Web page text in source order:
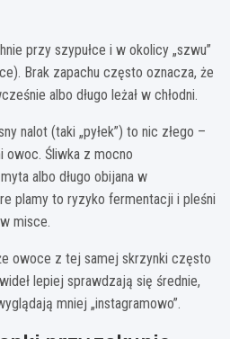
przy szypułce i w okolicy „szwu”
Brak zapachu często oznacza, że
albo długo leżał w chłodni.
nalot (taki „pyłek”) to nic złego –
Śliwka z mocno
albo długo obijana w
plamy to ryzyko fermentacji i pleśni
misce.
owoce z tej samej skrzynki często
lepiej sprawdzają się średnie,
mniej „instagramowo”.